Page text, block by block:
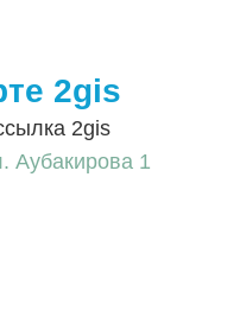
2gis
2gis
Аубакирова 1